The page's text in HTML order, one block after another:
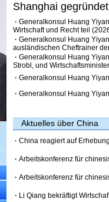
Shanghai
· Generalkonsul Huang
Wirtschaft und Recht teil
· Generalkonsul Huang
ausländischen Cheftrainer
· Generalkonsul Huang
Strobl, und
· Generalkonsul Huang
· Generalkonsul Huang
Aktuelles über China
· China reagiert auf
· Arbeitskonferenz für
· Arbeitskonferenz für
· Li Qiang bekräftigt